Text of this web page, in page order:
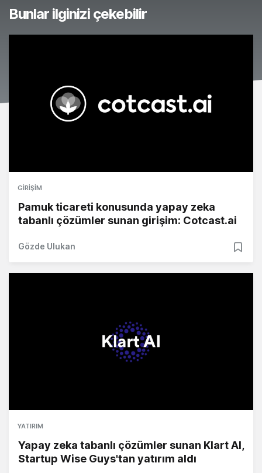
Bunlar ilginizi çekebilir
GIRIŞIM
Pamuk ticareti konusunda yapay zeka
tabanlı çözümler sunan girişim: Cotcast.ai
Gözde Ulukan
YATIRIM
Yapay zeka tabanlı çözümler sunan Klart AI,
Startup Wise Guys'tan yatırım aldı